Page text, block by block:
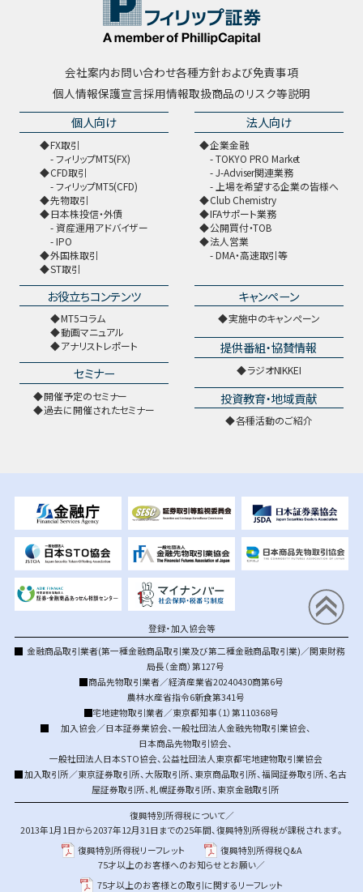
会社案内お問い合わせ各種方針および免責事項
個人情報保護宣言採用情報取扱商品のリスク等説明
個人向け
FX取引
フィリップMT5(FX)
CFD取引
フィリップMT5(CFD)
先物取引
日本株投信・外債
資産運用アドバイザー
IPO
外国株取引
ST取引
法人向け
企業金融
TOKYO PRO Market
J-Adviser関連業務
上場を希望する企業の皆様へ
Club Chemistry
IFAサポート業務
公開買付・TOB
法人営業
DMA・高速取引等
お役立ちコンテンツ
MT5コラム
動画マニュアル
アナリストレポート
セミナー
開催予定のセミナー
過去に開催されたセミナー
キャンペーン
実施中のキャンペーン
提供番組・協賛情報
ラジオNIKKEI
投資教育・地域貢献
各種活動のご紹介
登録・加入協会等
金融商品取引業者(第一種金融商品取引業及び第二種金融商品取引業)／関東財務
局長（金商）第127号
商品先物取引業者／経済産業省20240430商第6号
農林水産省指令6新食第341号
宅地建物取引業者／東京都知事（1）第110368号
加入協会／日本証券業協会、 一般社団法人金融先物取引業協会、
日本商品先物取引協会、
一般社団法人日本STO協会、 公益社団法人東京都宅地建物取引業協会
加入取引所／東京証券取引所、大阪取引所、 東京商品取引所、福岡証券取引所、名古
屋証券取引所、札幌証券取引所、 東京金融取引所
復興特別所得税について／
2013年1月1日から2037年12月31日までの25年間、復興特別所得税が課税されます。
復興特別所得税リーフレット
復興特別所得税Q&A
75才以上のお客様へのお知らせとお願い／
75才以上のお客様との取引に関するリーフレット